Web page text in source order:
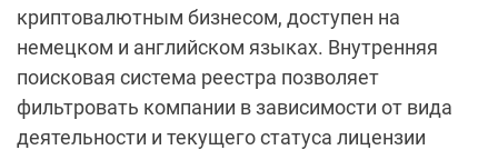
криптовалютным бизнесом, доступен на
немецком и английском языках. Внутренняя
поисковая система реестра позволяет
фильтровать компании в зависимости от вида
деятельности и текущего статуса лицензии